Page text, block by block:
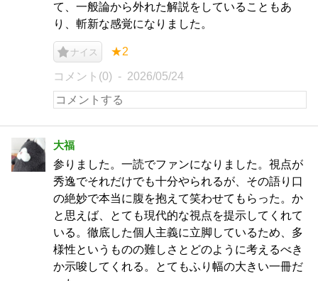
て、一般論から外れた解説をしていることもあ
り、斬新な感覚になりました。
ナイス ★2
コメント(0) 2026/05/24
大福
参りました。一読でファンになりました。視点が
秀逸でそれだけでも十分やられるが、その語り口
の絶妙で本当に腹を抱えて笑わせてもらった。か
と思えば、とても現代的な視点を提示してくれて
いる。徹底した個人主義に立脚しているため、多
様性というものの難しさとどのように考えるべき
か示唆してくれる。とてもふり幅の大きい一冊だ